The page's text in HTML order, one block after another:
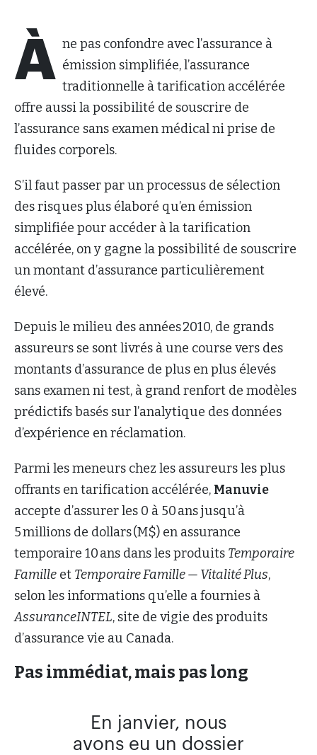
À ne pas confondre avec l’assurance à
émission simplifiée, l’assurance
traditionnelle à tarification accélérée
offre aussi la possibilité de souscrire de
l’assurance sans examen médical ni prise de
fluides corporels.
S’il faut passer par un processus de sélection
des risques plus élaboré qu’en émission
simplifiée pour accéder à la tarification
accélérée, on y gagne la possibilité de souscrire
un montant d’assurance particulièrement
élevé.
Depuis le milieu des années 2010, de grands
assureurs se sont livrés à une course vers des
montants d’assurance de plus en plus élevés
sans examen ni test, à grand renfort de modèles
prédictifs basés sur l’analytique des données
d’expérience en réclamation.
Parmi les meneurs chez les assureurs les plus
offrants en tarification accélérée, Manuvie
accepte d’assurer les 0 à 50 ans jusqu’à
5 millions de dollars (M$) en assurance
temporaire 10 ans dans les produits Temporaire
Famille et Temporaire Famille — Vitalité Plus,
selon les informations qu’elle a fournies à
AssuranceINTEL, site de vigie des produits
d’assurance vie au Canada.
Pas immédiat, mais pas long
En janvier, nous
avons eu un dossier